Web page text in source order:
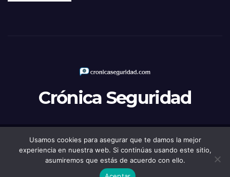
Crónica Seguridad
Funciona gracias a WordPress|Tema: Newsup deThemeansar
Aviso legal
Usamos cookies para asegurar que te damos la mejor
experiencia en nuestra web. Si continúas usando este sitio,
asumiremos que estás de acuerdo con ello.